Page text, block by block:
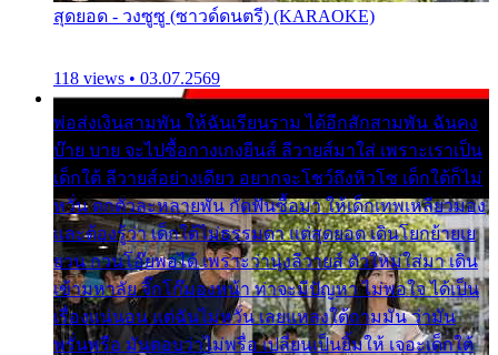
สุดยอด - วงซูซู (ซาวด์ดนตรี) (KARAOKE)
118 views • 03.07.2569
พ่อส่งเงินสามพัน ให้ฉันเรียนราม ได้อีกสักสามพัน ฉันคง
บ๊าย บาย จะไปซื้อกางเกงยีนส์ ลีวายส์มาใส่ เพราะเราเป็น
เด็กใต้ ลีวายส์อย่างเดียว อยากจะโชว์ถึงหิวโซ เด็กใต้ก็ไม่
หวั่น ตกตัวละหลายพัน กัดฟันซื้อมา ให้เด็กเทพเหลียวมอง
และต้องรู้ว่า เด็กใต้ไม่ธรรมดา แต่สุดยอด เดินโยกย้ายเย
ยวน กวนโอ๊ยพอได้ เพราะว่านุ่งลีวายส์ ตัวใหม่ใส่มา เดิน
เข้ามหาลัย จิ๊กโก๊มองหน้า ท่าจะมีปัญหา ไม่พอใจ ได้เป็น
เรื่องแน่นอน แต่ฉันไม่หวั่น เลยแหลงใต้ถามมัน ว่ามัน
พรั่นพรือ มันตอบว่าไม่พรื่อ เปลี่ยนเป็นยิ้มให้ เจอะเด็กใต้